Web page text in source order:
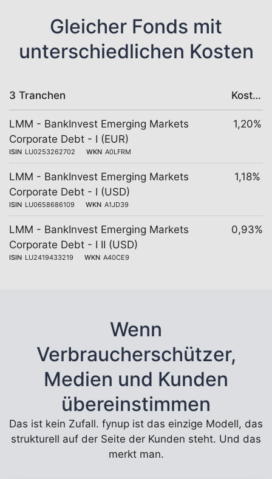
Gleicher Fonds mit
unterschiedlichen Kosten
3 Tranchen Kosten
LMM - BankInvest Emerging Markets
Corporate Debt - I (EUR)
ISIN LU0253262702 WKN A0LFRM
1,20%
LMM - BankInvest Emerging Markets
Corporate Debt - I (USD)
ISIN LU0658686109 WKN A1JD39
1,18%
LMM - BankInvest Emerging Markets
Corporate Debt - I II (USD)
ISIN LU2419433219 WKN A40CE9
0,93%
Wenn
Verbraucherschützer,
Medien und Kunden
übereinstimmen
Das ist kein Zufall. fynup ist das einzige Modell, das
strukturell auf der Seite der Kunden steht. Und das
merkt man.